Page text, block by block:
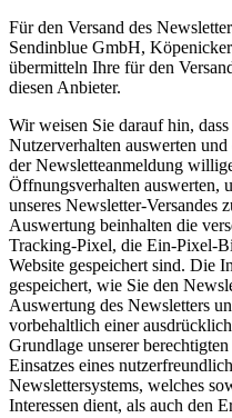
Für den Versand des
Sendinblue GmbH,
übermitteln Ihre für den
diesen Anbieter.
Wir weisen Sie darauf hin,
Nutzerverhalten auswerten
der Newsletteanmeldung
Öffnungsverhalten auswerten,
unseres Newsletter-Versandes
Auswertung beinhalten die
Tracking-Pixel, die Ein-Pixel-
Website gespeichert sind. Die
gespeichert, wie Sie den
Auswertung des Newsletters
vorbehaltlich einer
Grundlage unserer
Einsatzes eines
Newslettersystems, welches
Interessen dient, als auch den